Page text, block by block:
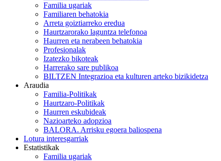
Familia ugariak
Familiaren behatokia
Arreta goiztiarreko eredua
Haurtzarorako laguntza telefonoa
Haurren eta nerabeen behatokia
Profesionalak
Izatezko bikoteak
Harrerako sare publikoa
BILTZEN Integrazioa eta kulturen arteko bizikidetza
Araudia
Familia-Politikak
Haurtzaro-Politikak
Haurren eskubideak
Nazioarteko adopzioa
BALORA. Arrisku egoera baliospena
Lotura interesgarriak
Estatistikak
Familia ugariak